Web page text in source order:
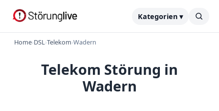
Kategorien ▾
Home›DSL›Telekom›Wadern
Telekom Störung in
Wadern